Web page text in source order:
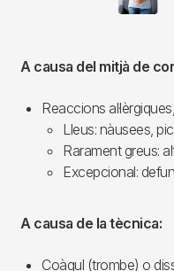
A causa del mitjà de
Reaccions
Lleus: nàusees,
Rarament greus:
Excepcional:
A causa de la tècnica:
Coàgul (trombe) o